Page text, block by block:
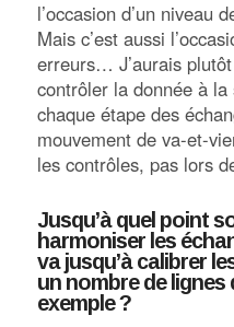
l’occasion d’un niveau
Mais c’est aussi
erreurs… J’aurais
contrôler la donnée à la
chaque étape des
mouvement de va-et-
les contrôles, pas lors
Jusqu’à quel point
harmoniser les
va jusqu’à calibrer
un nombre de lignes
exemple ?